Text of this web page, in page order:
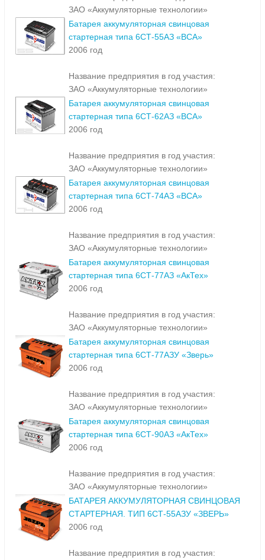
ЗАО «Аккумуляторные технологии»
Батарея аккумуляторная свинцовая
стартерная типа 6СТ-55АЗ «ВСА»
2006 год
Название предприятия в год участия:
ЗАО «Аккумуляторные технологии»
Батарея аккумуляторная свинцовая
стартерная типа 6СТ-62АЗ «ВСА»
2006 год
Название предприятия в год участия:
ЗАО «Аккумуляторные технологии»
Батарея аккумуляторная свинцовая
стартерная типа 6СТ-74АЗ «ВСА»
2006 год
Название предприятия в год участия:
ЗАО «Аккумуляторные технологии»
Батарея аккумуляторная свинцовая
стартерная типа 6СТ-77АЗ «АкТех»
2006 год
Название предприятия в год участия:
ЗАО «Аккумуляторные технологии»
Батарея аккумуляторная свинцовая
стартерная типа 6СТ-77АЗУ «Зверь»
2006 год
Название предприятия в год участия:
ЗАО «Аккумуляторные технологии»
Батарея аккумуляторная свинцовая
стартерная типа 6СТ-90АЗ «АкТех»
2006 год
Название предприятия в год участия:
ЗАО «Аккумуляторные технологии»
БАТАРЕЯ АККУМУЛЯТОРНАЯ СВИНЦОВАЯ
СТАРТЕРНАЯ. ТИП 6СТ-55АЗУ «ЗВЕРЬ»
2006 год
Название предприятия в год участия: